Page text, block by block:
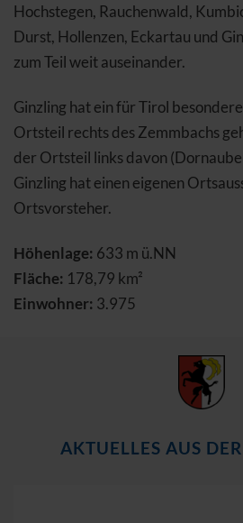
Hochstegen, Rauchenwald,
Durst, Hollenzen, Eckartau und
zum Teil weit auseinander.
Ginzling hat ein für Tirol
Ortsteil rechts des Zemmbachs
der Ortsteil links davon
Ginzling hat einen eigenen
Ortsvorsteher.
Höhenlage: 633 m ü.NN
Fläche: 178,79 km²
Einwohner: 3.975
AKTUELLES AUS